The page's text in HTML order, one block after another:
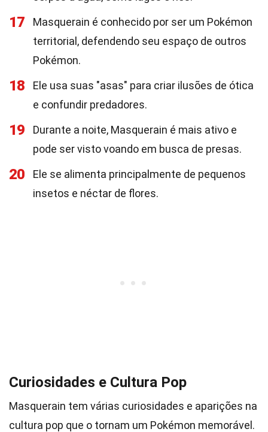
17
Masquerain é conhecido por ser um Pokémon
territorial, defendendo seu espaço de outros
Pokémon.
18
Ele usa suas "asas" para criar ilusões de ótica
e confundir predadores.
19
Durante a noite, Masquerain é mais ativo e
pode ser visto voando em busca de presas.
20
Ele se alimenta principalmente de pequenos
insetos e néctar de flores.
Curiosidades e Cultura Pop
Masquerain tem várias curiosidades e aparições na
cultura pop que o tornam um Pokémon memorável.